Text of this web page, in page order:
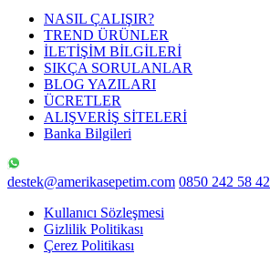
NASIL ÇALIŞIR?
TREND ÜRÜNLER
İLETİŞİM BİLGİLERİ
SIKÇA SORULANLAR
BLOG YAZILARI
ÜCRETLER
ALIŞVERİŞ SİTELERİ
Banka Bilgileri
destek@amerikasepetim.com 0850 242 58 42
Kullanıcı Sözleşmesi
Gizlilik Politikası
Çerez Politikası